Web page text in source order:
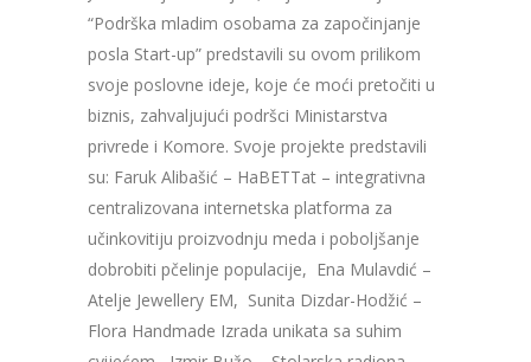
“Podrška mladim osobama za započinjanje
posla Start-up” predstavili su ovom prilikom
svoje poslovne ideje, koje će moći pretočiti u
biznis, zahvaljujući podršci Ministarstva
privrede i Komore. Svoje projekte predstavili
su: Faruk Alibašić – HaBETTat – integrativna
centralizovana internetska platforma za
učinkovitiju proizvodnju meda i poboljšanje
dobrobiti pčelinje populacije, Ena Mulavdić –
Atelje Jewellery EM, Sunita Dizdar-Hodžić –
Flora Handmade Izrada unikata sa suhim